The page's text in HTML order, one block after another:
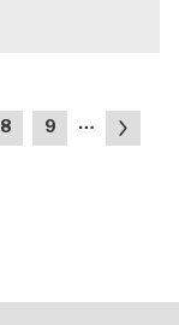
Seite
8 Seite
9 …
Nächste